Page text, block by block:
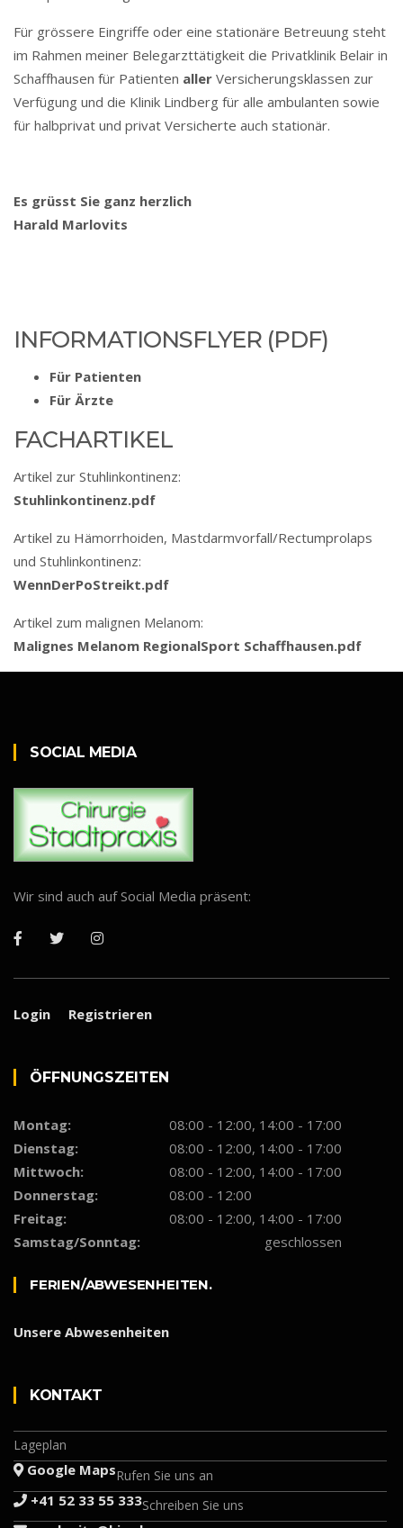
Für grössere Eingriffe oder eine stationäre Betreuung steht
im Rahmen meiner Belegarzttätigkeit die Privatklinik Belair in
Schaffhausen für Patienten aller Versicherungsklassen zur
Verfügung und die Klinik Lindberg für alle ambulanten sowie
für halbprivat und privat Versicherte auch stationär.
Es grüsst Sie ganz herzlich
Harald Marlovits
IN­FOR­MA­TIONS­FLY­ER (PDF)
Für Patienten
Für Ärzte
FACH­AR­TI­KEL
Artikel zur Stuhlinkontinenz:
Stuhl­in­kon­ti­nenz.pdf
Artikel zu Hämorrhoiden, Mastdarmvorfall/­­Rec­tum­pro­laps
und Stuhl­in­kon­ti­nenz:
Wenn­Der­Po­Streikt.pdf
Artikel zum malignen Melanom:
Ma­lig­nes Me­la­nom Regio­nal­Sport Schaff­hau­sen.pdf
SOCIAL MEDIA
Wir sind auch auf Social Media präsent:
Login Registrieren
ÖFF­NUNGS­ZEI­TEN
Montag:
08:00 - 12:00, 14:00 - 17:00
Dienstag:
08:00 - 12:00, 14:00 - 17:00
Mittwoch:
08:00 - 12:00, 14:00 - 17:00
Donnerstag:
08:00 - 12:00
Freitag:
08:00 - 12:00, 14:00 - 17:00
Samstag/Sonntag:
geschlossen
FERIEN/ABWESENHEITEN.
Unsere Abwesenheiten
KON­­TAKT
Lageplan
Google MapsRufen Sie uns an
+41 52 33 55 333Schreiben Sie uns